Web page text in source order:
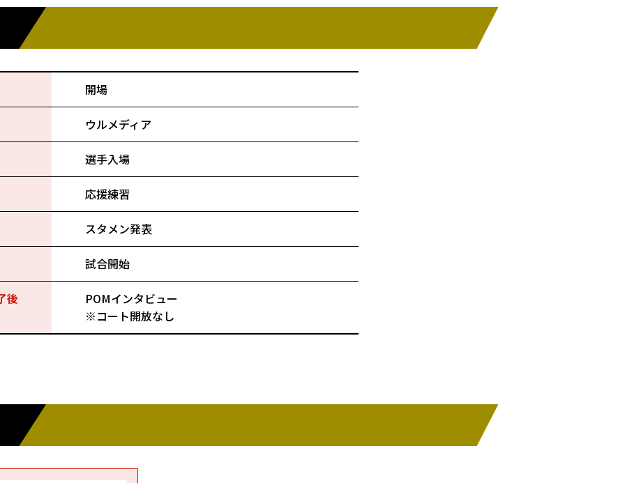
開場
ウルメディア
選手入場
応援練習
スタメン発表
試合開始
後
POMインタビュー
※コート開放なし